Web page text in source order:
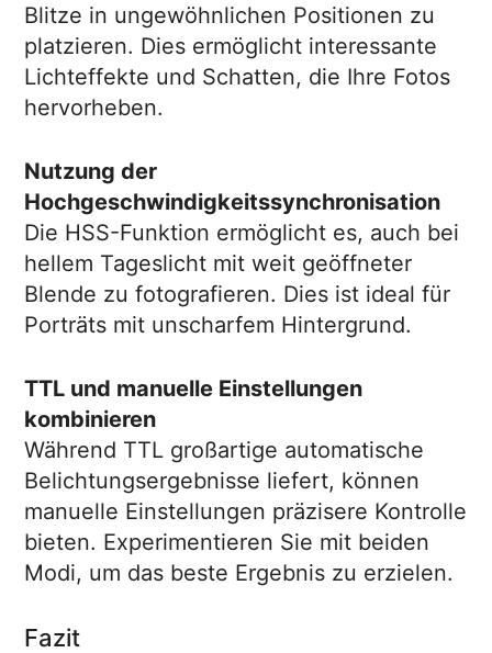
Blitze in ungewöhnlichen Positionen zu
platzieren. Dies ermöglicht interessante
Lichteffekte und Schatten, die Ihre Fotos
hervorheben.
Nutzung der
Hochgeschwindigkeitssynchronisation
Die HSS-Funktion ermöglicht es, auch bei
hellem Tageslicht mit weit geöffneter
Blende zu fotografieren. Dies ist ideal für
Porträts mit unscharfem Hintergrund.
TTL und manuelle Einstellungen
kombinieren
Während TTL großartige automatische
Belichtungsergebnisse liefert, können
manuelle Einstellungen präzisere Kontrolle
bieten. Experimentieren Sie mit beiden
Modi, um das beste Ergebnis zu erzielen.
Fazit